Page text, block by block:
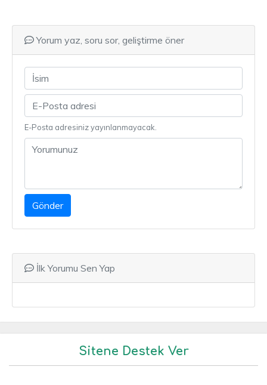
Yorum yaz, soru sor, geliştirme öner
E-Posta adresiniz yayınlanmayacak.
Gönder
İlk Yorumu Sen Yap
Sitene Destek Ver